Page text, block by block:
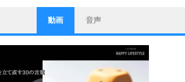
ストレス対策
他人と比べない。
いっそのこと、他人を見ない。
いらいらしない人になる30の方法
プラス思考
動画 音声